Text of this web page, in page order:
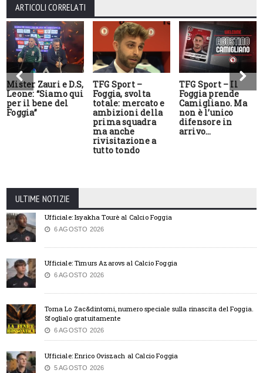
ARTICOLI CORRELATI
Mister Zauri e D.S,
Leone: “Siamo qui
per il bene del
Foggia”
TFG Sport –
Foggia, svolta
totale: mercato e
ambizioni della
prima squadra
ma anche
rivisitazione a
tutto tondo
TFG Sport – Il
Foggia prende
Camigliano. Ma
non è l’unico
difensore in
arrivo…
ULTIME NOTIZIE
Ufficiale: Isyakha Tourè al Calcio Foggia
6 AGOSTO 2026
Ufficiale: Timurs Azarovs al Calcio Foggia
6 AGOSTO 2026
Torna Lo Zac&dintorni, numero speciale sulla rinascita del Foggia.
Sfoglialo gratuitamente
6 AGOSTO 2026
Ufficiale: Enrico Oviszach al Calcio Foggia
5 AGOSTO 2026